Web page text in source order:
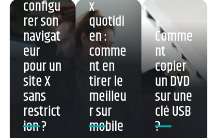
configu
rer son
navigat
eur
pour un
site X
sans
restrict
ion ?
x
quotidi
en :
comme
nt en
tirer le
meilleu
r sur
mobile
Comme
nt
copier
un DVD
sur une
clé USB
?